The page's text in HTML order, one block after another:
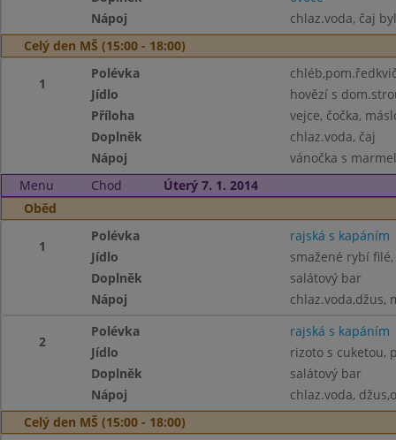
Nápoj
chlaz.voda, čaj
Celý den MŠ (15:00 - 18:00)
1
Polévka
Jídlo
hovězí s
Příloha
vejce, čočka,
Doplněk
chlaz.voda, čaj
Nápoj
vánočka s
Menu
Chod
Úterý 7. 1. 2014
Oběd
1
Polévka
rajská s kapáním
Jídlo
smažené rybí
Doplněk
salátový bar
Nápoj
chlaz.voda,džus,
2
Polévka
rajská s kapáním
Jídlo
rizoto s cuketou,
Doplněk
salátový bar
Nápoj
chlaz.voda,
Celý den MŠ (15:00 - 18:00)